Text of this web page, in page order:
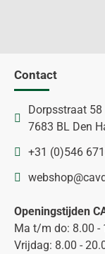
Contact
Dorpsstraat 58
7683 BL Den
+31 (0)546
Openingstijden
Ma t/m do: 8.00 -
Vrijdag: 8.00 -